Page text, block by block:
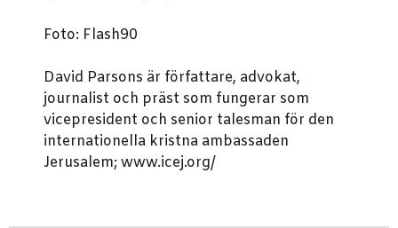
Foto: Flash90
David Parsons är författare, advokat,
journalist och präst som fungerar som
vicepresident och senior talesman för den
internationella kristna ambassaden
Jerusalem; www.icej.org/